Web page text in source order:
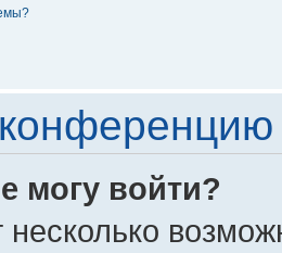
могу войти?
несколько